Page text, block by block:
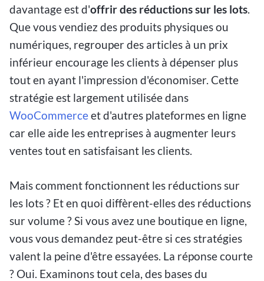
davantage est d'offrir des réductions sur les lots.
Que vous vendiez des produits physiques ou
numériques, regrouper des articles à un prix
inférieur encourage les clients à dépenser plus
tout en ayant l'impression d'économiser. Cette
stratégie est largement utilisée dans
WooCommerceet d'autres plateformes en ligne
car elle aide les entreprises à augmenter leurs
ventes tout en satisfaisant les clients.
Mais comment fonctionnent les réductions sur
les lots ? Et en quoi diffèrent-elles des réductions
sur volume ? Si vous avez une boutique en ligne,
vous vous demandez peut-être si ces stratégies
valent la peine d'être essayées. La réponse courte
? Oui. Examinons tout cela, des bases du